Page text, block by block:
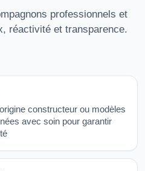
professionnels et
réactivité et transparence.
constructeur ou modèles
avec soin pour garantir